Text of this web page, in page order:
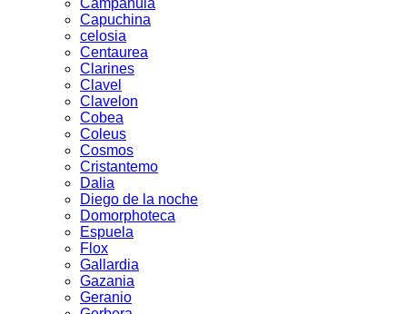
Capuchina
celosia
Centaurea
Clarines
Clavel
Clavelon
Cobea
Coleus
Cosmos
Cristantemo
Dalia
Diego de la noche
Domorphoteca
Espuela
Flox
Gallardia
Gazania
Geranio